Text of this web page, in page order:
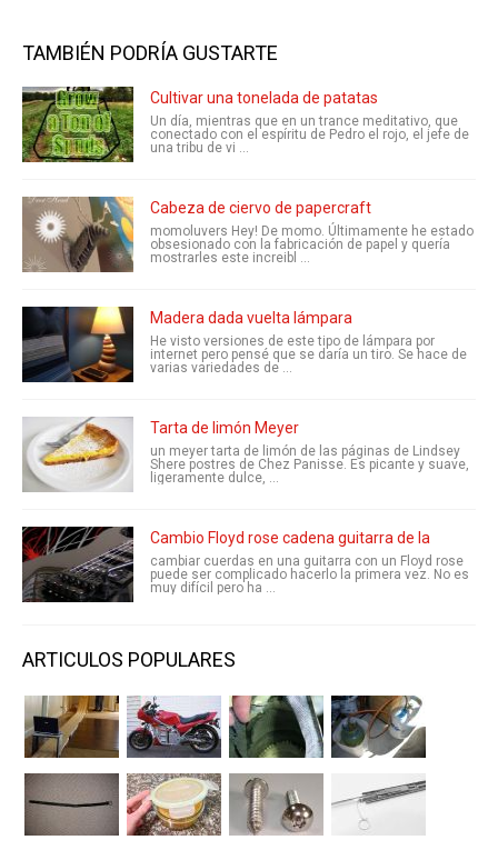
TAMBIÉN PODRÍA GUSTARTE
Cultivar una tonelada de patatas
Un día, mientras que en un trance meditativo, que
conectado con el espíritu de Pedro el rojo, el jefe de
una tribu de vi ...
Cabeza de ciervo de papercraft
momoluvers Hey! De momo. Últimamente he estado
obsesionado con la fabricación de papel y quería
mostrarles este increibl ...
Madera dada vuelta lámpara
He visto versiones de este tipo de lámpara por
internet pero pensé que se daría un tiro. Se hace de
varias variedades de ...
Tarta de limón Meyer
un meyer tarta de limón de las páginas de Lindsey
Shere postres de Chez Panisse. Es picante y suave,
ligeramente dulce, ...
Cambio Floyd rose cadena guitarra de la
cambiar cuerdas en una guitarra con un Floyd rose
puede ser complicado hacerlo la primera vez. No es
muy difícil pero ha ...
ARTICULOS POPULARES